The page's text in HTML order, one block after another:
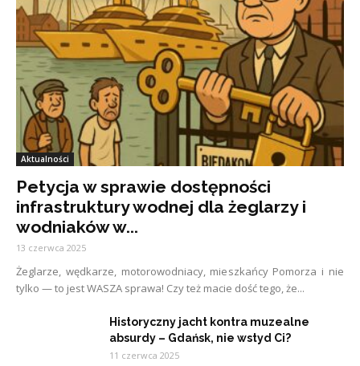
Aktualności
Petycja w sprawie dostępności
infrastruktury wodnej dla żeglarzy i
wodniaków w...
13 czerwca 2025
Żeglarze, wędkarze, motorowodniacy, mieszkańcy Pomorza i nie
tylko — to jest WASZA sprawa! Czy też macie dość tego, że...
Historyczny jacht kontra muzealne
absurdy – Gdańsk, nie wstyd Ci?
11 czerwca 2025